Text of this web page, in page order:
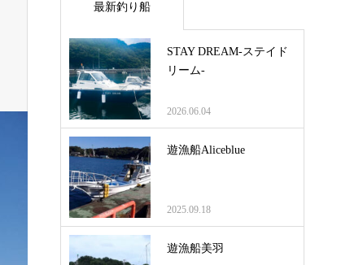
最新釣り船
STAY DREAM-ステイド
リーム-
2026.06.04
遊漁船Aliceblue
2025.09.18
遊漁船美羽